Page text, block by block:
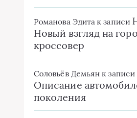
Романова Эдита к записи
Новый взгляд на
кроссовер
Соловьёв Демьян к записи
Описание
поколения